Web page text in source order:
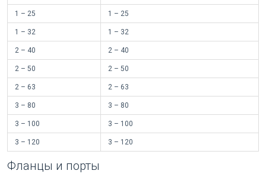
1 – 25 1 – 25
1 – 32 1 – 32
2 – 40 2 – 40
2 – 50 2 – 50
2 – 63 2 – 63
3 – 80 3 – 80
3 – 100 3 – 100
3 – 120 3 – 120
Фланцы и порты